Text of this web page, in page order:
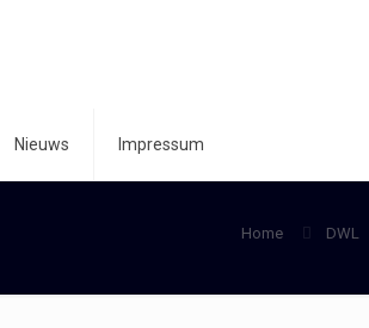
Nieuws Impressum
Home DWL